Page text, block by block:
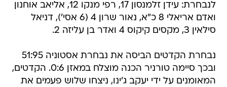
לנבחרת: עידן זלמנסון 17, רפי מנקו 12, אליאב אוחנון
ואדם אריאלי 8 כ"א, נאור שרון 4 (6 אסי'), דניאל
סילאין 3, מקסים קיקוס 4 ואדר בן עליזה 2.
נבחרת הקדטים הביסה את נבחרת אסטוניה 51:95
ובכך סיימה טורניר הכנה מוצלח במאזן 0:6. הקדטים,
המאומנים על ידי יעקב ג'ינו, ניצחו שלוש פעמים את